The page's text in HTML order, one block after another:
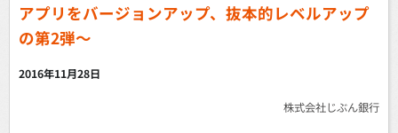
アプリをバージョンアップ、抜本的レベルアップ
の第2弾～
2016年11月28日
株式会社じぶん銀行